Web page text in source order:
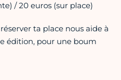
/ 20 euros (sur place)
ta place nous aide à
édition, pour une boum